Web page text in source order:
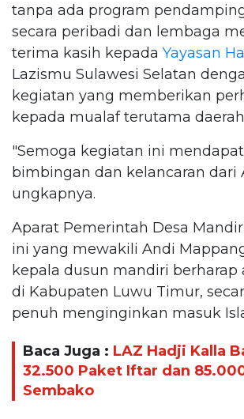
tanpa ada program
secara peribadi dan lembaga
terima kasih kepada Yayasan
Lazismu Sulawesi Selatan
kegiatan yang memberikan
kepada mualaf terutama
"Semoga kegiatan ini
bimbingan dan kelancaran dari
ungkapnya.
Aparat Pemerintah Desa
ini yang mewakili Andi
kepala dusun mandiri berharap
di Kabupaten Luwu Timur,
penuh menginginkan masuk
Baca Juga : LAZ Hadji Kalla
32.500 Paket Iftar dan
Sembako